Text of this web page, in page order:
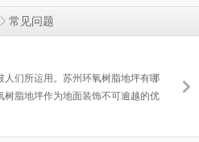
常见问题
们所运用。苏州环氧树脂地坪有哪
脂地坪作为地面装饰不可逾越的优